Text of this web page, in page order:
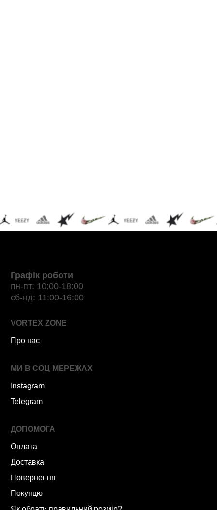
Графік роботи
пн-пт: 10:00-18:00
сб-нд: 11:00-16:00
VORTEX ZONE
Про нас
МИ В СОЦ-МЕРЕЖАХ
Instagram
Telegram
ДОПОМОГА
Оплата
Доставка
Повернення
Покупцю